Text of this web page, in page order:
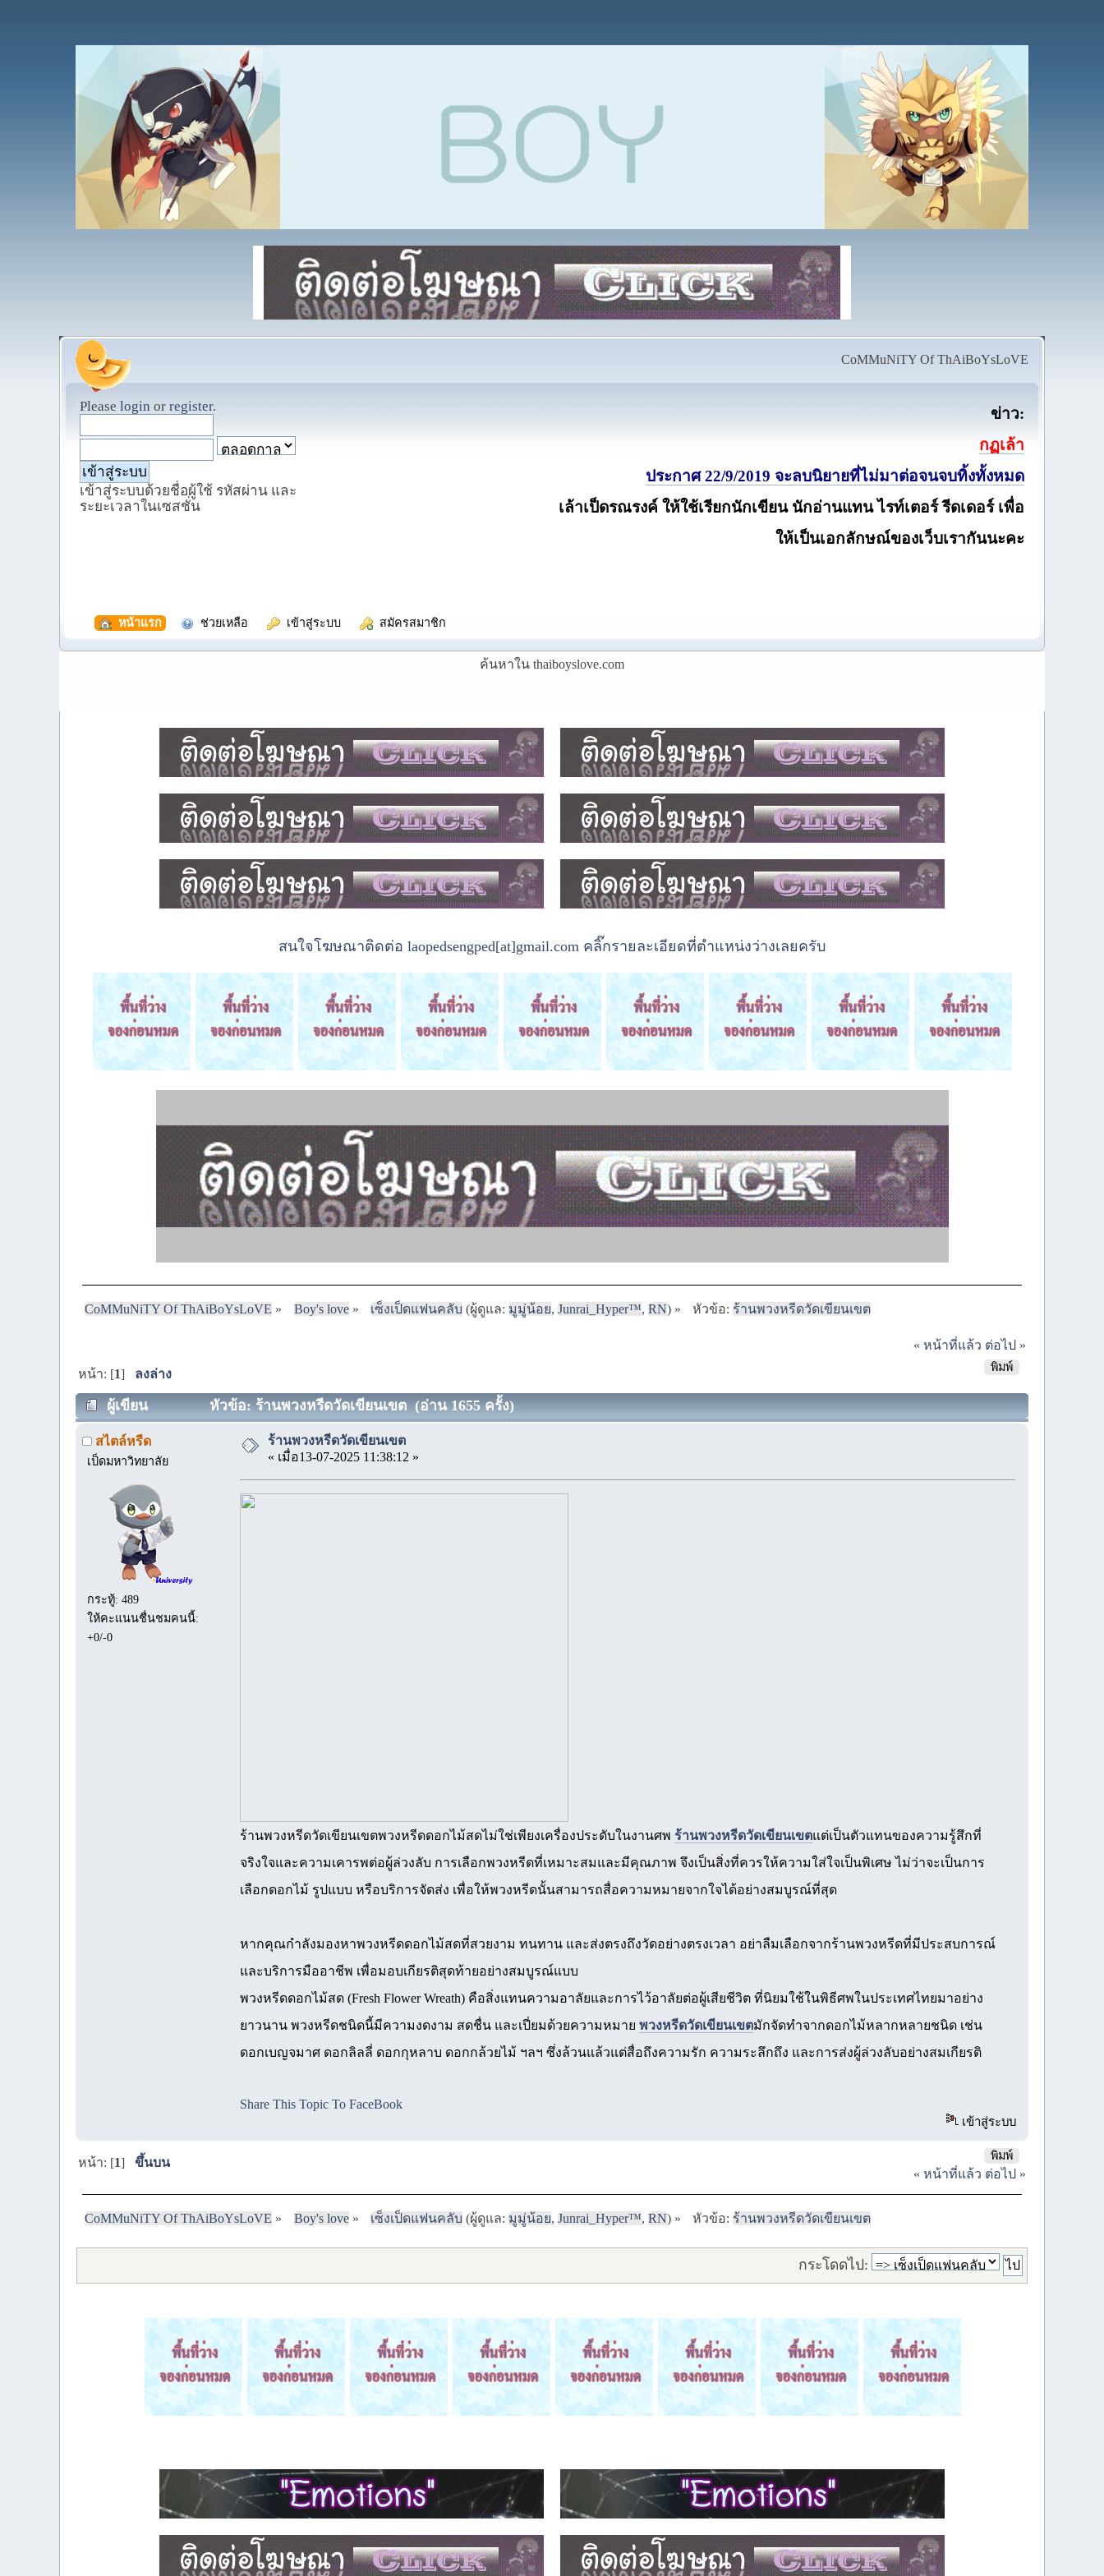
CoMMuNiTY Of ThAiBoYsLoVE
Please login or register.
เข้าสู่ระบบด้วยชื่อผู้ใช้ รหัสผ่าน และ
ระยะเวลาในเซสชั่น
ข่าว:
กฏเล้า
ประกาศ 22/9/2019 จะลบนิยายที่ไม่มาต่อจนจบทิ้งทั้งหมด
เล้าเป็ดรณรงค์ ให้ใช้เรียกนักเขียน นักอ่านแทน ไรท์เตอร์ รีดเดอร์ เพื่อ
ให้เป็นเอกลักษณ์ของเว็บเรากันนะคะ
หน้าแรก ช่วยเหลือ เข้าสู่ระบบ สมัครสมาชิก
ค้นหาใน thaiboyslove.com
สนใจโฆษณาติดต่อ laopedsengped[at]gmail.com คลิ๊กรายละเอียดที่ตำแหน่งว่างเลยครับ
CoMMuNiTY Of ThAiBoYsLoVE » Boy's love» เซ็งเป็ดแฟนคลับ (ผู้ดูแล: มูมู่น้อย, Junrai_Hyper™, RN) » หัวข้อ:ร้านพวงหรีดวัดเขียนเขต
« หน้าที่แล้ว ต่อไป »
พิมพ์
หน้า: [1] ลงล่าง
ผู้เขียน หัวข้อ: ร้านพวงหรีดวัดเขียนเขต (อ่าน 1655 ครั้ง)
สไตล์หรีด
เป็ดมหาวิทยาลัย
กระทู้: 489
ให้คะแนนชื่นชมคนนี้:
+0/-0
ร้านพวงหรีดวัดเขียนเขต
« เมื่อ13-07-2025 11:38:12 »
ร้านพวงหรีดวัดเขียนเขตพวงหรีดดอกไม้สดไม่ใช่เพียงเครื่องประดับในงานศพ ร้านพวงหรีดวัดเขียนเขตแต่เป็นตัวแทนของความรู้สึกที่
จริงใจและความเคารพต่อผู้ล่วงลับ การเลือกพวงหรีดที่เหมาะสมและมีคุณภาพ จึงเป็นสิ่งที่ควรให้ความใส่ใจเป็นพิเศษ ไม่ว่าจะเป็นการ
เลือกดอกไม้ รูปแบบ หรือบริการจัดส่ง เพื่อให้พวงหรีดนั้นสามารถสื่อความหมายจากใจได้อย่างสมบูรณ์ที่สุด
หากคุณกำลังมองหาพวงหรีดดอกไม้สดที่สวยงาม ทนทาน และส่งตรงถึงวัดอย่างตรงเวลา อย่าลืมเลือกจากร้านพวงหรีดที่มีประสบการณ์
และบริการมืออาชีพ เพื่อมอบเกียรติสุดท้ายอย่างสมบูรณ์แบบ
พวงหรีดดอกไม้สด (Fresh Flower Wreath) คือสิ่งแทนความอาลัยและการไว้อาลัยต่อผู้เสียชีวิต ที่นิยมใช้ในพิธีศพในประเทศไทยมาอย่าง
ยาวนาน พวงหรีดชนิดนี้มีความงดงาม สดชื่น และเปี่ยมด้วยความหมาย พวงหรีดวัดเขียนเขตมักจัดทำจากดอกไม้หลากหลายชนิด เช่น
ดอกเบญจมาศ ดอกลิลลี่ ดอกกุหลาบ ดอกกล้วยไม้ ฯลฯ ซึ่งล้วนแล้วแต่สื่อถึงความรัก ความระลึกถึง และการส่งผู้ล่วงลับอย่างสมเกียรติ
Share This Topic To FaceBook
เข้าสู่ระบบ
พิมพ์
หน้า: [1]ขึ้นบน
« หน้าที่แล้ว ต่อไป »
CoMMuNiTY Of ThAiBoYsLoVE » Boy's love» เซ็งเป็ดแฟนคลับ (ผู้ดูแล: มูมู่น้อย, Junrai_Hyper™, RN) » หัวข้อ:ร้านพวงหรีดวัดเขียนเขต
กระโดดไป: